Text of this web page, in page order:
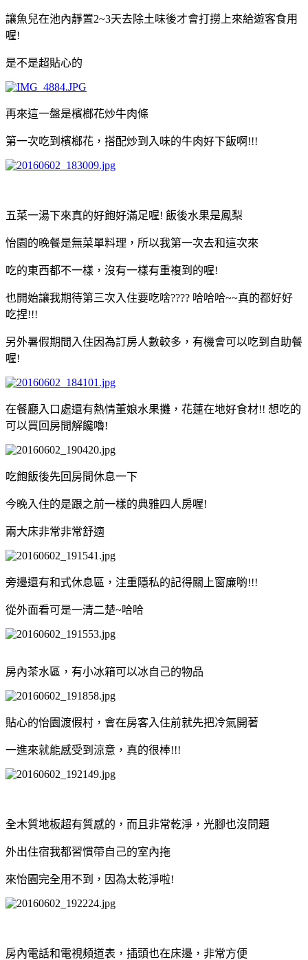
讓魚兒在池內靜置2~3天去除土味後才會打撈上來給遊客食用
喔!
是不是超貼心的
再來這一盤是檳榔花炒牛肉條
第一次吃到檳榔花，搭配炒到入味的牛肉好下飯啊!!!
五菜一湯下來真的好飽好滿足喔! 飯後水果是鳳梨
怡園的晚餐是無菜單料理，所以我第一次去和這次來
吃的東西都不一樣，沒有一樣有重複到的喔!
也開始讓我期待第三次入住要吃啥???? 哈哈哈~~真的都好好
吃捏!!!
另外暑假期間入住因為訂房人數較多，有機會可以吃到自助餐
喔!
在餐廳入口處還有熱情董娘水果攤，花蓮在地好食材!! 想吃的
可以買回房間解饞嚕!
吃飽飯後先回房間休息一下
今晚入住的是跟之前一樣的典雅四人房喔!
兩大床非常非常舒適
旁邊還有和式休息區，注重隱私的記得關上窗廉喲!!!
從外面看可是一清二楚~哈哈
房內茶水區，有小冰箱可以冰自己的物品
貼心的怡園渡假村，會在房客入住前就先把冷氣開著
一進來就能感受到涼意，真的很棒!!!
全木質地板超有質感的，而且非常乾淨，光腳也沒問題
外出住宿我都習慣帶自己的室內拖
來怡園完全用不到，因為太乾淨啦!
房內電話和電視頻道表，插頭也在床邊，非常方便